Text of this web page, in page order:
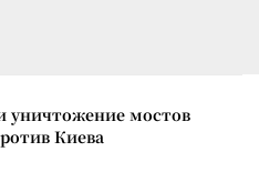
уничтожение мостов
Киева